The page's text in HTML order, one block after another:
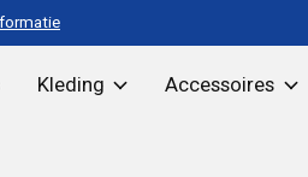
Kleding Accessoires